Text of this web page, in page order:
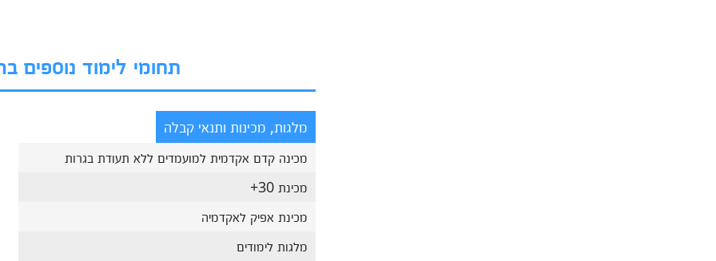
תחומי לימוד נוספים
מלגות, מכינות ותנאי קבלה
מכינה קדם אקדמית למועמדים ללא תעודת בגרות
מכינת 30+
מכינת אפיק לאקדמיה
מלגות לימודים